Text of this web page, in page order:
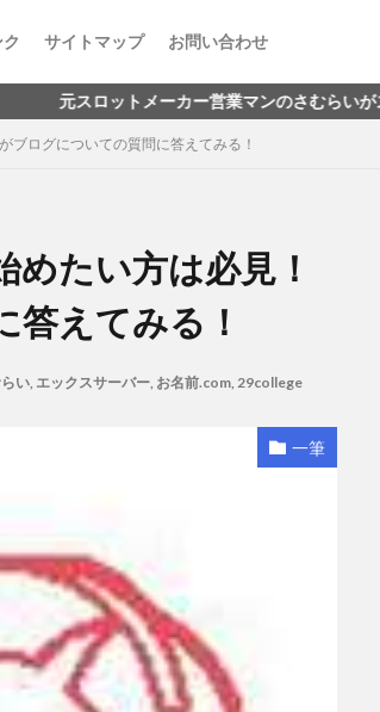
サイトマップ お問い合わせ
トメーカー営業マンのさむらいがスロプロを目
ブログについての質問に答えてみる！
たい方は必見！
えてみる！
い, エックスサーバー, お名前.com, 29college
一筆